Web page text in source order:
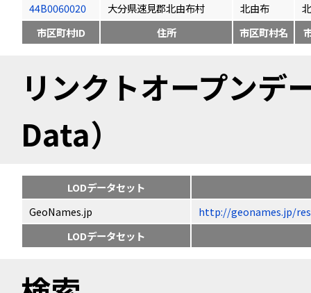
44B0060020
大分県速見郡北由布村 北由布
市区町村ID
住所 市区町村名
リンクトオープン
Data）
LODデータセット
GeoNames.jp
http://geonames.jp/
LODデータセット